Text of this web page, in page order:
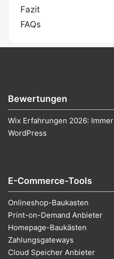
Fazit
FAQs
E-Commerce-Tools
Onlineshop-Baukasten
Print-on-Demand Anbieter
Homepage-Baukästen
Zahlungsgateways
Cloud Speicher Anbieter
Bewertungen
Wix Erfahrungen 2026:
WordPress